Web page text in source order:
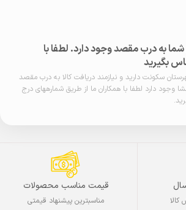
شما به درب مقصد وجود دارد. لطفا با
بگیرید
سکونت دارید و نیازمند دریافت کالا به درب مقصد
وجود دارد لطفا با همکاران ما از طریق شمارههای درج
قیمت مناسب محصولات
مناسبترین پیشنهاد قیمتی